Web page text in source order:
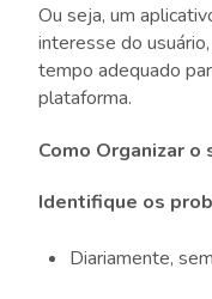
Ou seja, um
interesse do
tempo adequado
plataforma.
Como Organizar o
Identifique os
Diariamente,